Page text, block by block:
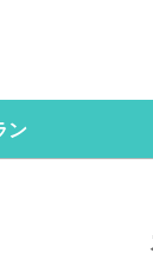
ン